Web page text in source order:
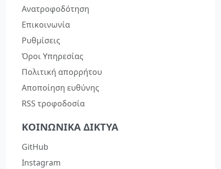
Ανατροφοδότηση
Επικοινωνία
Ρυθμίσεις
Όροι Υπηρεσίας
Πολιτική απορρήτου
Αποποίηση ευθύνης
RSS τροφοδοσία
ΚΟΙΝΩΝΙΚΆ ΔΊΚΤΥΑ
GitHub
Instagram